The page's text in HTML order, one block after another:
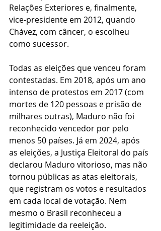
Relações Exteriores e, finalmente,
vice-presidente em 2012, quando
Chávez, com câncer, o escolheu
como sucessor.
Todas as eleições que venceu foram
contestadas. Em 2018, após um ano
intenso de protestos em 2017 (com
mortes de 120 pessoas e prisão de
milhares outras), Maduro não foi
reconhecido vencedor por pelo
menos 50 países. Já em 2024, após
as eleições, a Justiça Eleitoral do país
declarou Maduro vitorioso, mas não
tornou públicas as atas eleitorais,
que registram os votos e resultados
em cada local de votação. Nem
mesmo o Brasil reconheceu a
legitimidade da reeleição.